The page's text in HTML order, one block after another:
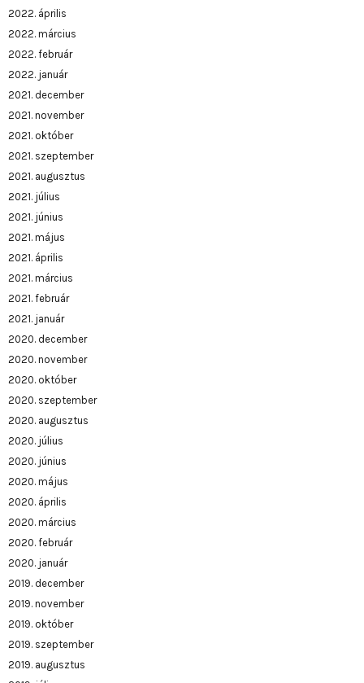
2022. április
2022. március
2022. február
2022. január
2021. december
2021. november
2021. október
2021. szeptember
2021. augusztus
2021. július
2021. június
2021. május
2021. április
2021. március
2021. február
2021. január
2020. december
2020. november
2020. október
2020. szeptember
2020. augusztus
2020. július
2020. június
2020. május
2020. április
2020. március
2020. február
2020. január
2019. december
2019. november
2019. október
2019. szeptember
2019. augusztus